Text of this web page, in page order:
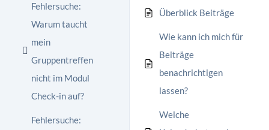
Fehlersuche:
Warum taucht
mein
Gruppentreffen
nicht im Modul
Check-in auf?
Fehlersuche:
Überblick Beiträge
Wie kann ich mich für
Beiträge
benachrichtigen
lassen?
Welche